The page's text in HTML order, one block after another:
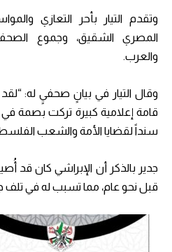
وتقدم التيار بأحر التعازي
المصري الشقيق، وجموع
والعرب.
وقال التيار في بيانٍ صحفيٍ له:
قامة إعلامية كبيرة تركت بصمة في
سنداً لقضايا الأمة والشعب
جدير بالذكر أن الإبراشي كان قد
قبل نحو عام، مما تسبب له في تلف